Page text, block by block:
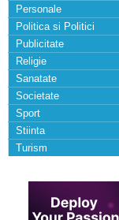
Personale
Politica si Politici
Publicitate
Religie
Sanatate
Societate
Sport
Stiinta
Turism